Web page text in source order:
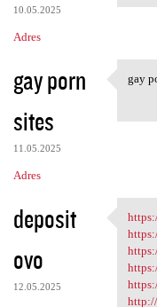
10.05.2025
Adres
gay porn
sites
11.05.2025
Adres
gay
gay
deposit
ovo
12.05.2025